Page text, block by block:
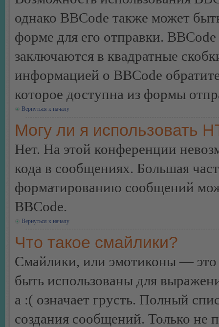
однако BBCode также может
форме для его отправки.
заключаются в квадратные
информацией о BBCode
которое доступна из формы
Вернуться к началу
Могу ли я использовать
Нет. На этой конференции
кода в сообщениях. Большая
форматированию сообщений
BBCode.
Вернуться к началу
Что такое смайлики?
Смайлики, или эмотиконы — это
быть использованы для
а :( означает грусть. Полный
создания сообщений. Только не